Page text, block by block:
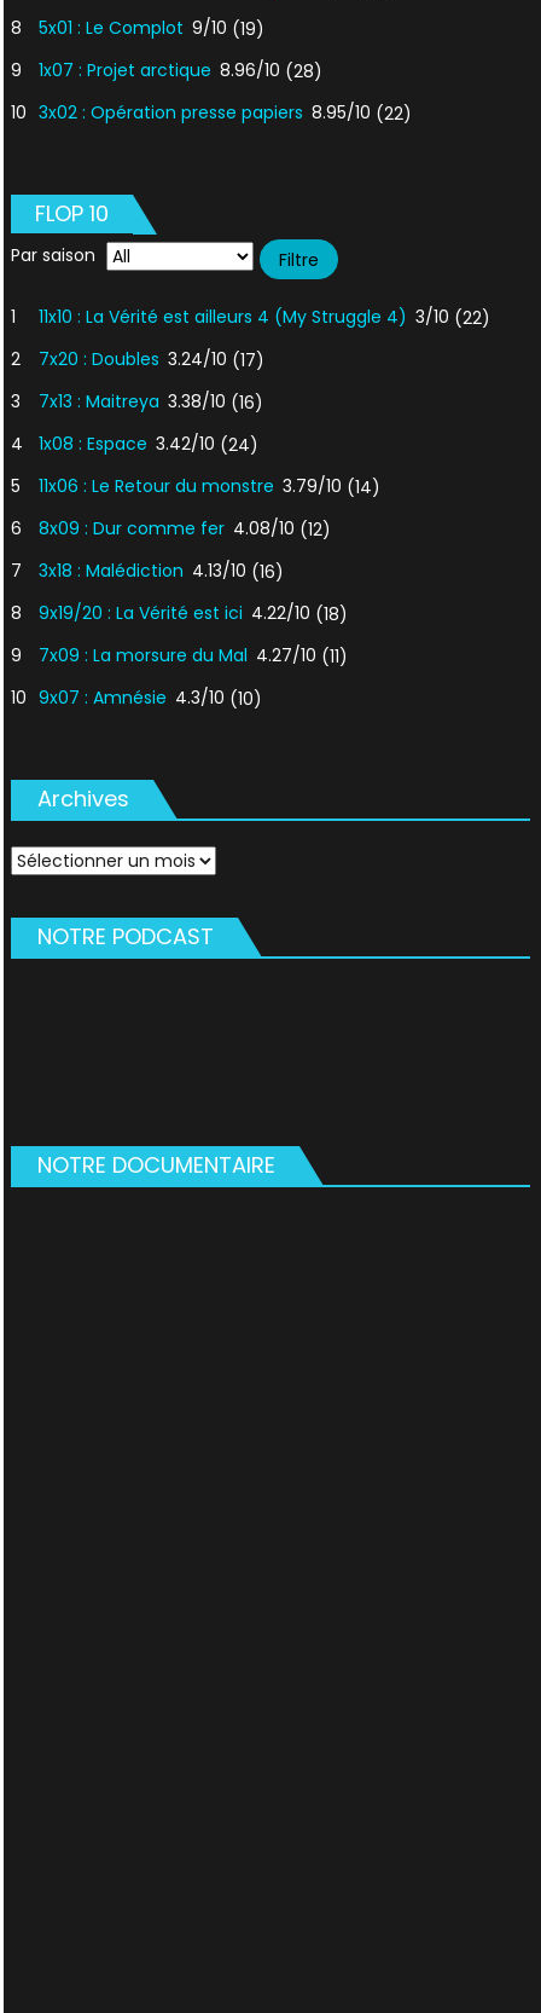
8
5x01 : Le Complot 9/10 (19)
9
1x07 : Projet arctique 8.96/10 (28)
10 3x02 : Opération presse papiers 8.95/10 (22)
FLOP 10
Par saison
1 11x10 : La Vérité est ailleurs 4 (My Struggle 4) 3/10 (22)
2
7x20 : Doubles 3.24/10 (17)
3
7x13 : Maitreya 3.38/10 (16)
4
1x08 : Espace 3.42/10 (24)
5
11x06 : Le Retour du monstre 3.79/10 (14)
6
8x09 : Dur comme fer 4.08/10 (12)
7
3x18 : Malédiction 4.13/10 (16)
8
9x19/20 : La Vérité est ici 4.22/10 (18)
9
7x09 : La morsure du Mal 4.27/10 (11)
10 9x07 : Amnésie 4.3/10 (10)
Archives
Archives
NOTRE PODCAST
NOTRE DOCUMENTAIRE